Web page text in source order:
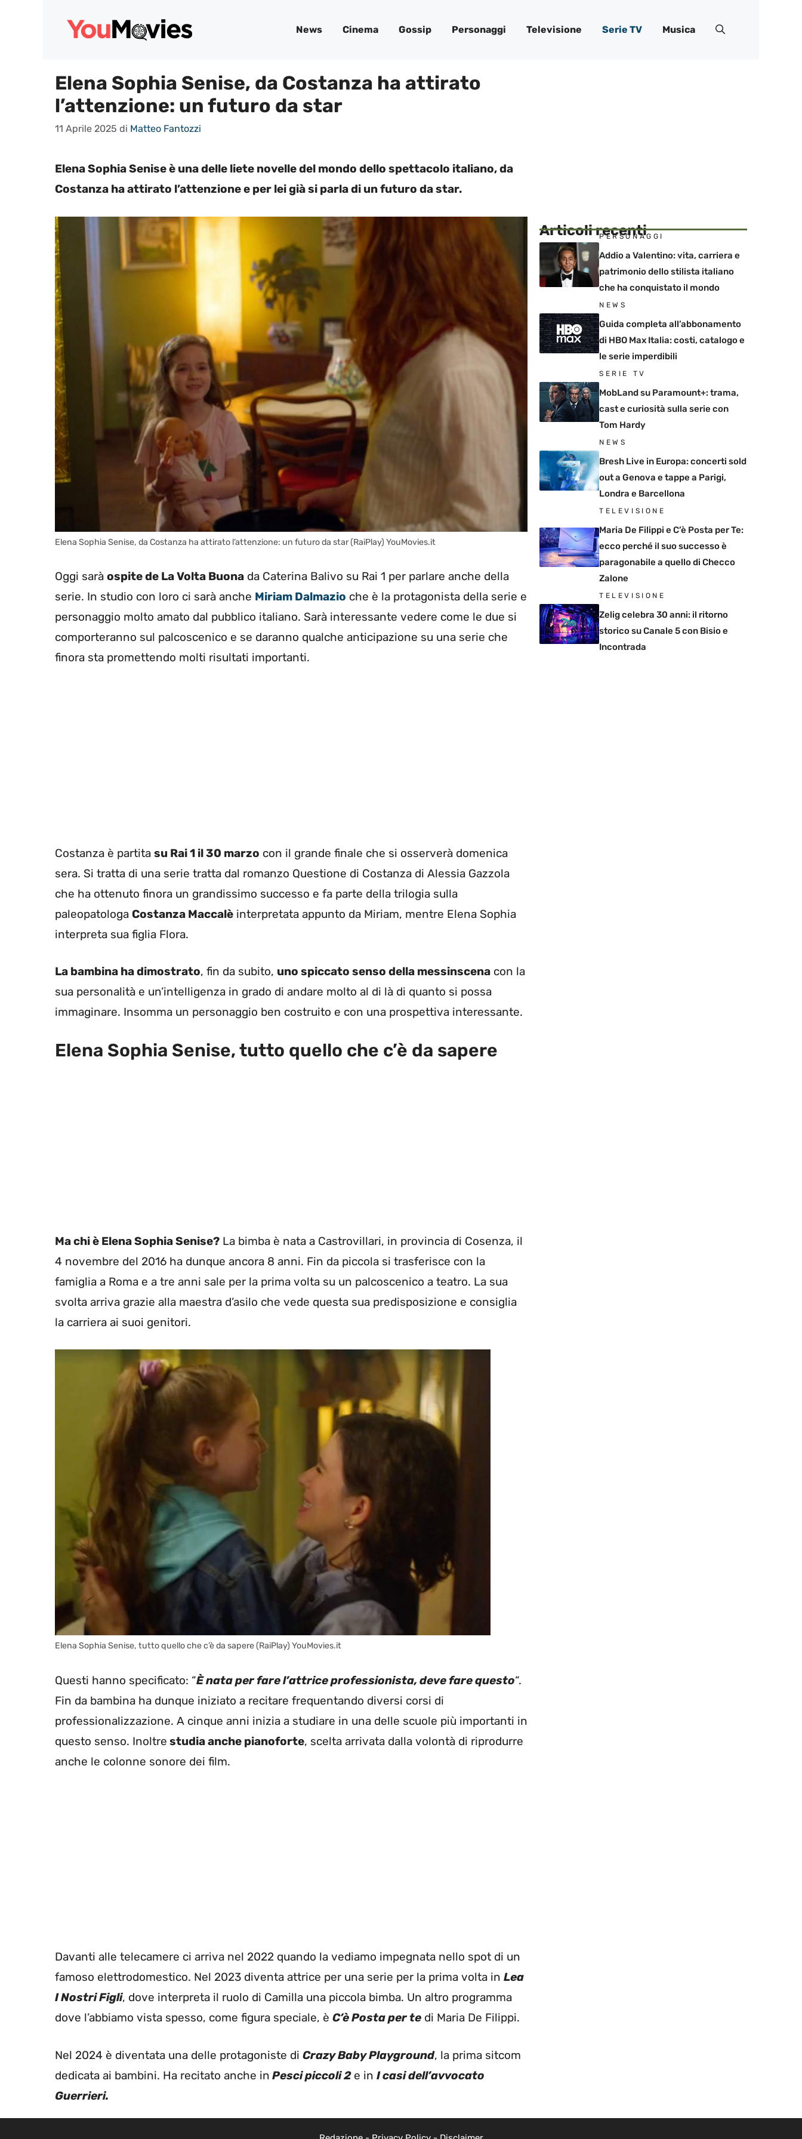
News Cinema Gossip Personaggi Televisione Serie TV Musica
Elena Sophia Senise, da Costanza ha attirato
l’attenzione: un futuro da star
11 Aprile 2025 di Matteo Fantozzi
Elena Sophia Senise è una delle liete novelle del mondo dello spettacolo italiano, da
Costanza ha attirato l’attenzione e per lei già si parla di un futuro da star.
Elena Sophia Senise, da Costanza ha attirato l’attenzione: un futuro da star (RaiPlay) YouMovies.it
Oggi sarà ospite de La Volta Buona da Caterina Balivo su Rai 1 per parlare anche della
serie. In studio con loro ci sarà anche Miriam Dalmazio che è la protagonista della serie e
personaggio molto amato dal pubblico italiano. Sarà interessante vedere come le due si
comporteranno sul palcoscenico e se daranno qualche anticipazione su una serie che
finora sta promettendo molti risultati importanti.
Costanza è partita su Rai 1 il 30 marzo con il grande finale che si osserverà domenica
sera. Si tratta di una serie tratta dal romanzo Questione di Costanza di Alessia Gazzola
che ha ottenuto finora un grandissimo successo e fa parte della trilogia sulla
paleopatologa Costanza Maccalè interpretata appunto da Miriam, mentre Elena Sophia
interpreta sua figlia Flora.
La bambina ha dimostrato, fin da subito, uno spiccato senso della messinscena con la
sua personalità e un’intelligenza in grado di andare molto al di là di quanto si possa
immaginare. Insomma un personaggio ben costruito e con una prospettiva interessante.
Elena Sophia Senise, tutto quello che c’è da sapere
Ma chi è Elena Sophia Senise? La bimba è nata a Castrovillari, in provincia di Cosenza, il
4 novembre del 2016 ha dunque ancora 8 anni. Fin da piccola si trasferisce con la
famiglia a Roma e a tre anni sale per la prima volta su un palcoscenico a teatro. La sua
svolta arriva grazie alla maestra d’asilo che vede questa sua predisposizione e consiglia
la carriera ai suoi genitori.
Elena Sophia Senise, tutto quello che c’è da sapere (RaiPlay) YouMovies.it
Questi hanno specificato: “È nata per fare l’attrice professionista, deve fare questo“.
Fin da bambina ha dunque iniziato a recitare frequentando diversi corsi di
professionalizzazione. A cinque anni inizia a studiare in una delle scuole più importanti in
questo senso. Inoltre studia anche pianoforte, scelta arrivata dalla volontà di riprodurre
anche le colonne sonore dei film.
Davanti alle telecamere ci arriva nel 2022 quando la vediamo impegnata nello spot di un
famoso elettrodomestico. Nel 2023 diventa attrice per una serie per la prima volta in Lea
I Nostri Figli, dove interpreta il ruolo di Camilla una piccola bimba. Un altro programma
dove l’abbiamo vista spesso, come figura speciale, è C’è Posta per te di Maria De Filippi.
Nel 2024 è diventata una delle protagoniste di Crazy Baby Playground, la prima sitcom
dedicata ai bambini. Ha recitato anche in Pesci piccoli 2e in I casi dell’avvocato
Guerrieri.
Articoli recenti
PERSONAGGI
Addio a Valentino: vita, carriera e
patrimonio dello stilista italiano
che ha conquistato il mondo
NEWS
Guida completa all’abbonamento
di HBO Max Italia: costi, catalogo e
le serie imperdibili
SERIE TV
MobLand su Paramount+: trama,
cast e curiosità sulla serie con
Tom Hardy
NEWS
Bresh Live in Europa: concerti sold
out a Genova e tappe a Parigi,
Londra e Barcellona
TELEVISIONE
Maria De Filippi e C’è Posta per Te:
ecco perché il suo successo è
paragonabile a quello di Checco
Zalone
TELEVISIONE
Zelig celebra 30 anni: il ritorno
storico su Canale 5 con Bisio e
Incontrada